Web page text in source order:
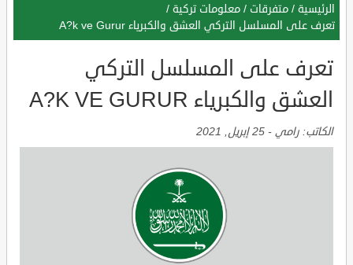
الرئيسية / متفرقات / معلومات تركية /
تعرف على المسلسل التركي العشق والكبرياء A?k ve Gurur
تعرف على المسلسل التركي
العشق والكبرياء A?K VE GURUR
الكاتب: رامي - 25 إبريل, 2021